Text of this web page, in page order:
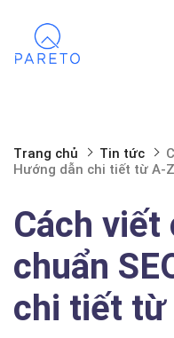
Trang chủ Tin tức
Hướng dẫn chi tiết từ A-Z
Cách
chuẩn
chi tiết từ